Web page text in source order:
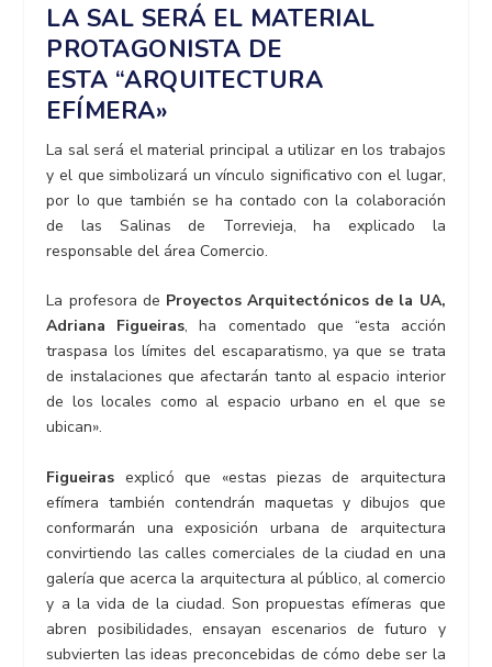
LA SAL SERÁ EL MATERIAL
PROTAGONISTA DE
ESTA “ARQUITECTURA
EFÍMERA»
La sal será el material principal a utilizar en los trabajos
y el que simbolizará un vínculo significativo con el lugar,
por lo que también se ha contado con la colaboración
de las Salinas de Torrevieja, ha explicado la
responsable del área Comercio.
La profesora de Proyectos Arquitectónicos de la UA,
Adriana Figueiras, ha comentado que “esta acción
traspasa los límites del escaparatismo, ya que se trata
de instalaciones que afectarán tanto al espacio interior
de los locales como al espacio urbano en el que se
ubican».
Figueiras explicó que «estas piezas de arquitectura
efímera también contendrán maquetas y dibujos que
conformarán una exposición urbana de arquitectura
convirtiendo las calles comerciales de la ciudad en una
galería que acerca la arquitectura al público, al comercio
y a la vida de la ciudad. Son propuestas efímeras que
abren posibilidades, ensayan escenarios de futuro y
subvierten las ideas preconcebidas de cómo debe ser la